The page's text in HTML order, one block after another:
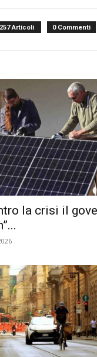
257 Articoli 0 Commenti
la crisi il